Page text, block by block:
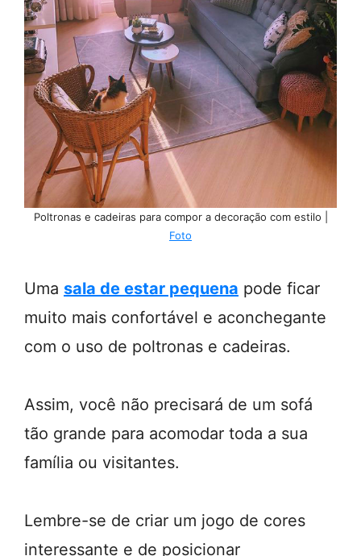
Poltronas e cadeiras para compor a decoração com estilo |
Foto
Uma sala de estar pequena pode ficar
muito mais confortável e aconchegante
com o uso de poltronas e cadeiras.
Assim, você não precisará de um sofá
tão grande para acomodar toda a sua
família ou visitantes.
Lembre-se de criar um jogo de cores
interessante e de posicionar